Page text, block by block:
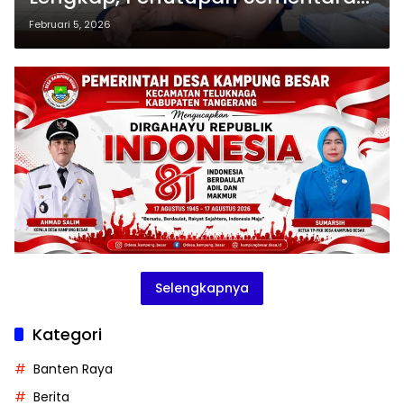
Dipertanyakan
Februari 5, 2026
Selengkapnya
Kategori
Banten Raya
Berita